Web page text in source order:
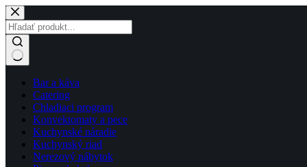
Skip
to
content
results Bar a káva
Catering
Chladiaci program
Konvektomaty a pece
Kuchynské náradie
Kuchynský riad
Nerezový nábytok